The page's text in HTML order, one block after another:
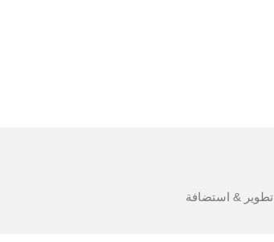
تطوير & استضافة